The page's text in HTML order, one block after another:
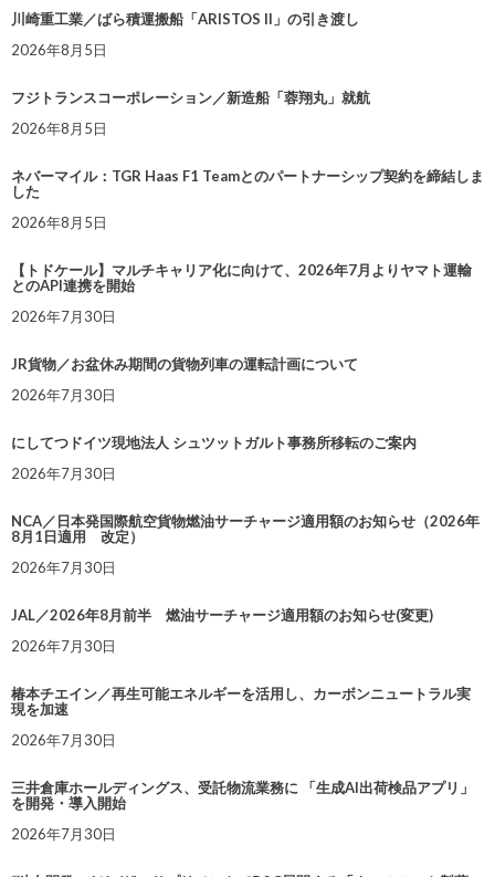
川崎重工業／ばら積運搬船「ARISTOS II」の引き渡し
2026年8月5日
フジトランスコーポレーション／新造船「蓉翔丸」就航
2026年8月5日
ネバーマイル：TGR Haas F1 Teamとのパートナーシップ契約を締結しま
した
2026年8月5日
【トドケール】マルチキャリア化に向けて、2026年7月よりヤマト運輸
とのAPI連携を開始
2026年7月30日
JR貨物／お盆休み期間の貨物列車の運転計画について
2026年7月30日
にしてつドイツ現地法人 シュツットガルト事務所移転のご案内
2026年7月30日
NCA／日本発国際航空貨物燃油サーチャージ適用額のお知らせ（2026年
8月1日適用 改定）
2026年7月30日
JAL／2026年8月前半 燃油サーチャージ適用額のお知らせ(変更)
2026年7月30日
椿本チエイン／再生可能エネルギーを活用し、カーボンニュートラル実
現を加速
2026年7月30日
三井倉庫ホールディングス、受託物流業務に 「生成AI出荷検品アプリ」
を開発・導入開始
2026年7月30日